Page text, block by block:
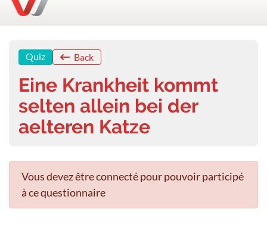
Quiz Back
Eine Krankheit kommt
selten allein bei der
aelteren Katze
Vous devez être connecté pour pouvoir participé
à ce questionnaire